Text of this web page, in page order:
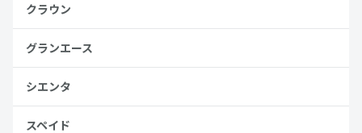
クラウン
グランエース
シエンタ
スペイド